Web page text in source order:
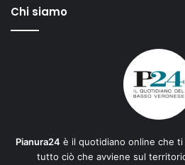
Chi siamo
Pianura24 è il quotidiano online che
tutto ciò che avviene sul